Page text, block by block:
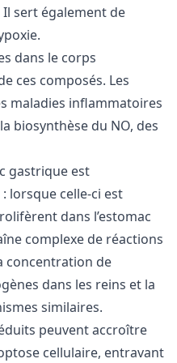
sert également de
dans le corps
ces composés. Les
maladies inflammatoires
biosynthèse du NO, des
gastrique est
lorsque celle-ci est
dans l’estomac
complexe de réactions
concentration de
dans les reins et la
similaires.
peuvent accroître
cellulaire, entravant